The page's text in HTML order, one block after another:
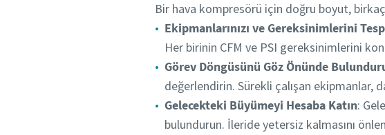
Bir hava kompresörü için doğru boyut,
Ekipmanlarınızı ve Gereksinimlerini
Her birinin CFM ve PSI gereksinimlerini
Görev Döngüsünü Göz Önünde
değerlendirin. Sürekli çalışan ekipmanlar,
Gelecekteki Büyümeyi Hesaba Katın:
bulundurun. İleride yetersiz kalmasını